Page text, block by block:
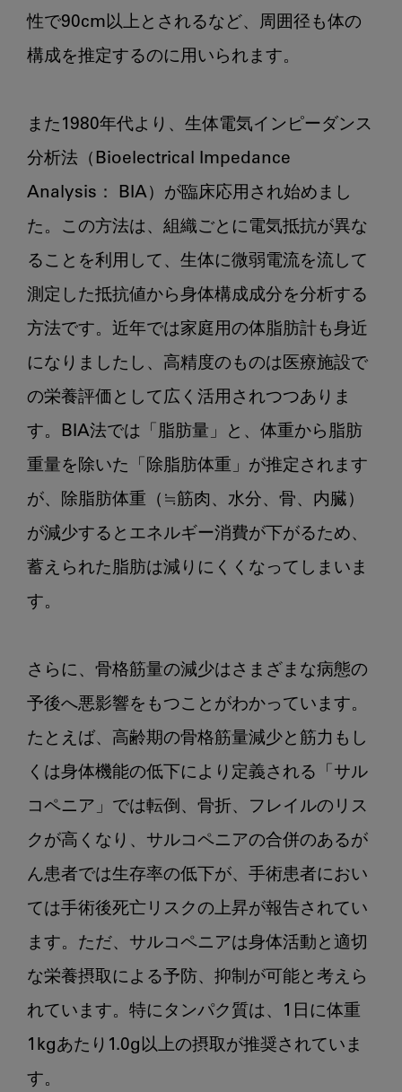
性で90cm以上とされるなど、周囲径も体の
構成を推定するのに用いられます。
また1980年代より、生体電気インピーダンス
分析法（Bioelectrical Impedance
Analysis： BIA）が臨床応用され始めまし
た。この方法は、組織ごとに電気抵抗が異な
ることを利用して、生体に微弱電流を流して
測定した抵抗値から身体構成成分を分析する
方法です。近年では家庭用の体脂肪計も身近
になりましたし、高精度のものは医療施設で
の栄養評価として広く活用されつつありま
す。BIA法では「脂肪量」と、体重から脂肪
重量を除いた「除脂肪体重」が推定されます
が、除脂肪体重（≒筋肉、水分、骨、内臓）
が減少するとエネルギー消費が下がるため、
蓄えられた脂肪は減りにくくなってしまいま
す。
さらに、骨格筋量の減少はさまざまな病態の
予後へ悪影響をもつことがわかっています。
たとえば、高齢期の骨格筋量減少と筋力もし
くは身体機能の低下により定義される「サル
コペニア」では転倒、骨折、フレイルのリス
クが高くなり、サルコペニアの合併のあるが
ん患者では生存率の低下が、手術患者におい
ては手術後死亡リスクの上昇が報告されてい
ます。ただ、サルコペニアは身体活動と適切
な栄養摂取による予防、抑制が可能と考えら
れています。特にタンパク質は、1日に体重
1kgあたり1.0g以上の摂取が推奨されていま
す。